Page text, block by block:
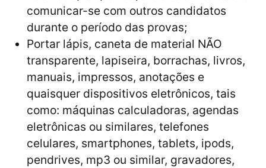
comunicar-se com outros candidatos
durante o período das provas;
Portar lápis, caneta de material NÃO
transparente, lapiseira, borrachas, livros,
manuais, impressos, anotações e
quaisquer dispositivos eletrônicos, tais
como: máquinas calculadoras, agendas
eletrônicas ou similares, telefones
celulares, smartphones, tablets, ipods,
pendrives, mp3 ou similar, gravadores,